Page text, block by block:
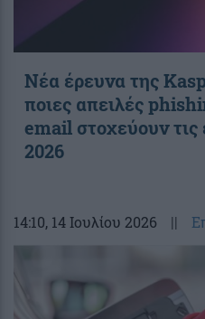
Νέα έρευνα της
ποιες απειλές
email στοχεύουν τις
2026
14:10, 14 Ιουλίου 2026 ||